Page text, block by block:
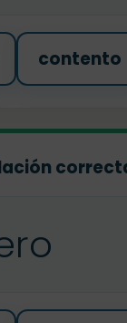
contento